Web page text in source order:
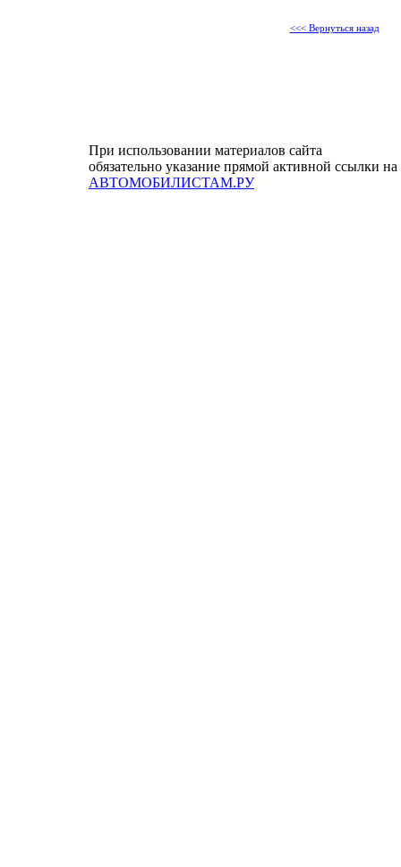
<<< Вернуться назад
При использовании материалов сайта
обязательно указание прямой активной ссылки на
АВТОМОБИЛИСТАМ.РУ